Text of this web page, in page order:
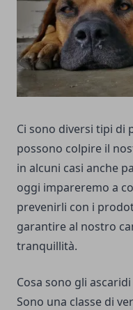
Ci sono diversi tipi di
possono colpire il
in alcuni casi anche
oggi impareremo a
prevenirli con i
garantire al nostro
tranquillità.
Cosa sono gli ascaridi
Sono una classe di